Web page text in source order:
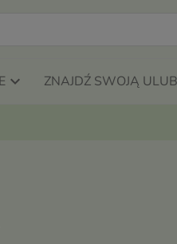
ZNAJDŹ SWOJĄ